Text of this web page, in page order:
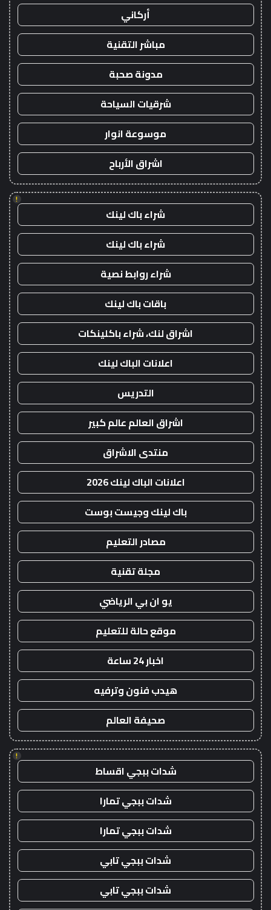
أركاني
مباشر التقنية
مدونة صحبة
شرقيات السياحة
موسوعة انوار
اشراق الأرباح
!
شراء باك لينك
شراء باك لينك
شراء روابط نصية
باقات باك لينك
اشراق لنك، شراء باكلينكات
اعلانات الباك لينك
التدريس
اشراق العالم عالم كبير
منتدى الاشراق
اعلانات الباك لينك 2026
باك لينك وجيست بوست
مصادر التعليم
مجلة تقنية
يو ان بي الرياضي
موقع حالة للتعليم
اخبار 24 ساعة
هيدب فنون وترفيه
صحيفة العالم
!
شدات ببجي اقساط
شدات ببجي تمارا
شدات ببجي تمارا
شدات ببجي تابي
شدات ببجي تابي